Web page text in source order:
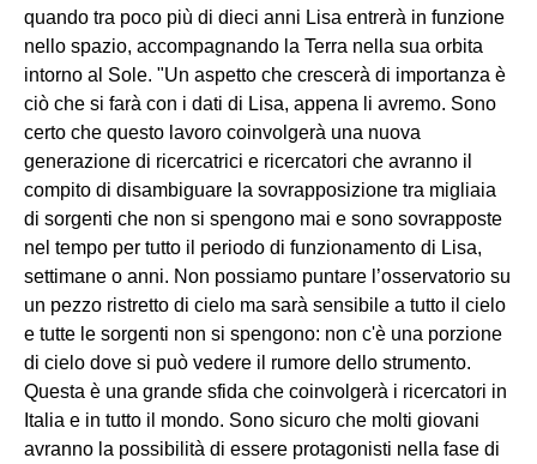
quando tra poco più di dieci anni Lisa entrerà in funzione
nello spazio, accompagnando la Terra nella sua orbita
intorno al Sole. "Un aspetto che crescerà di importanza è
ciò che si farà con i dati di Lisa, appena li avremo. Sono
certo che questo lavoro coinvolgerà una nuova
generazione di ricercatrici e ricercatori che avranno il
compito di disambiguare la sovrapposizione tra migliaia
di sorgenti che non si spengono mai e sono sovrapposte
nel tempo per tutto il periodo di funzionamento di Lisa,
settimane o anni. Non possiamo puntare l’osservatorio su
un pezzo ristretto di cielo ma sarà sensibile a tutto il cielo
e tutte le sorgenti non si spengono: non c'è una porzione
di cielo dove si può vedere il rumore dello strumento.
Questa è una grande sfida che coinvolgerà i ricercatori in
Italia e in tutto il mondo. Sono sicuro che molti giovani
avranno la possibilità di essere protagonisti nella fase di